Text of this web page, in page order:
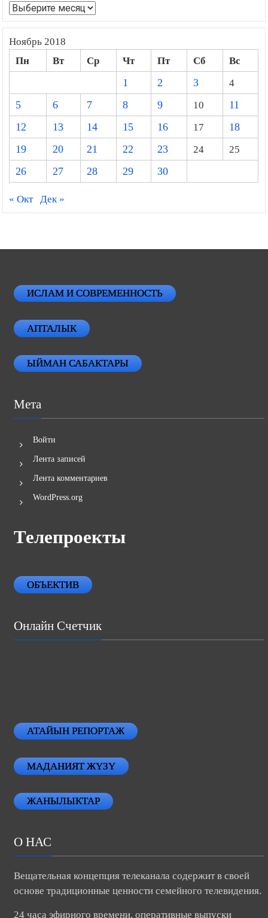
Архивы
Ноябрь 2018
Пн Вт Ср Чт Пт Сб
Вс
1
2 3
4
5
6 7 8 9 10
11
12
13 14 15 16 17
18
19
20 21 22 23 24
25
26
27 28 29 30
« Окт Дек »
ИСЛАМ И СОВРЕМЕННОСТЬ
АПТАЛЫК
ЫЙМАН САБАКТАРЫ
Мета
Войти
Лента записей
Лента комментариев
WordPress.org
Телепроекты
ОБЪЕКТИВ
Онлайн Счетчик
АТАЙЫН РЕПОРТАЖ
МАДАНИЯТ ЖҮЗҮ
ЖАНЫЛЫКТАР
О НАС
Вещательная концепция телеканала содержит в своей
основе традиционные ценности семейного телевидения.
24 часа эфирного времени, оперативные выпуски